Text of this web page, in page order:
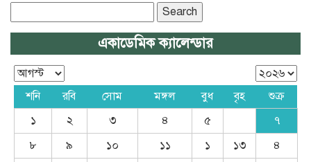
for:
একাডেমিক ক্যালেন্ডার
শনি রবি সোম মঙ্গল বুধ বৃহ
শুক্র
১
২ ৩ ৪ ৫
৭
৮
৯ ১০ ১১ ১ ১৩
৪